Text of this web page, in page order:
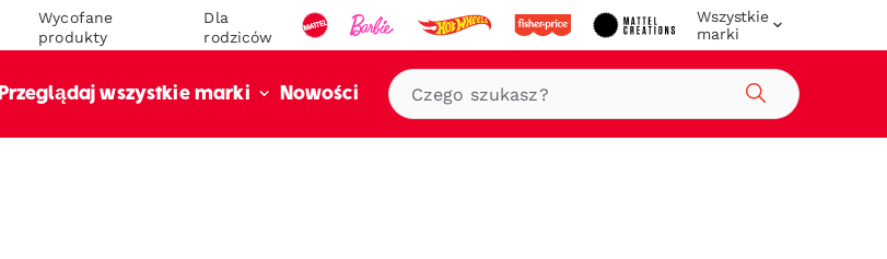
Wycofane
produkty
Dla
rodziców
Wszystkie
marki
Przeglądaj wszystkie marki Nowości
Szukaj